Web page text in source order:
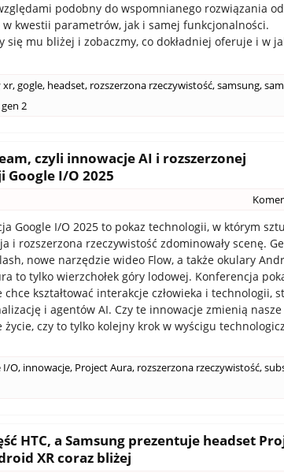
podobny do wspomnianego rozwiązania
w kwestii parametrów, jak i samej funkcjonalności.
się mu bliżej i zobaczmy, co dokładniej oferuje i w
xr,gogle, headset, rozszerzona rzeczywistość,samsung,
2
czyli innowacje AI i rozszerzonej
I/O 2025
Google I/O 2025 to pokaz technologii, w którym
i rozszerzona rzeczywistość zdominowały scenę.
nowe narzędzie wideo Flow, a także okulary
to tylko wierzchołek góry lodowej. Konferencja
chce kształtować interakcje człowieka i technologii,
i agentów AI. Czy te innowacje zmienią nasze
życie, czy to tylko kolejny krok w wyścigu
I/O, innowacje, Project Aura, rozszerzona rzeczywistość,
HTC, a Samsung prezentuje headset
XR coraz bliżej